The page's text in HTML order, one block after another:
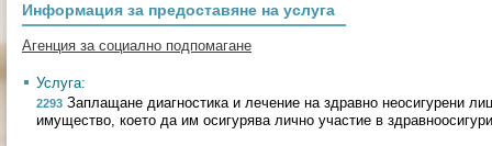
Информация за предоставяне на услуга
Агенция за социално подпомагане
Услуга:
2293 Заплащане диагностика и лечение на здравно неосигурени
имущество, което да им осигурява лично участие в